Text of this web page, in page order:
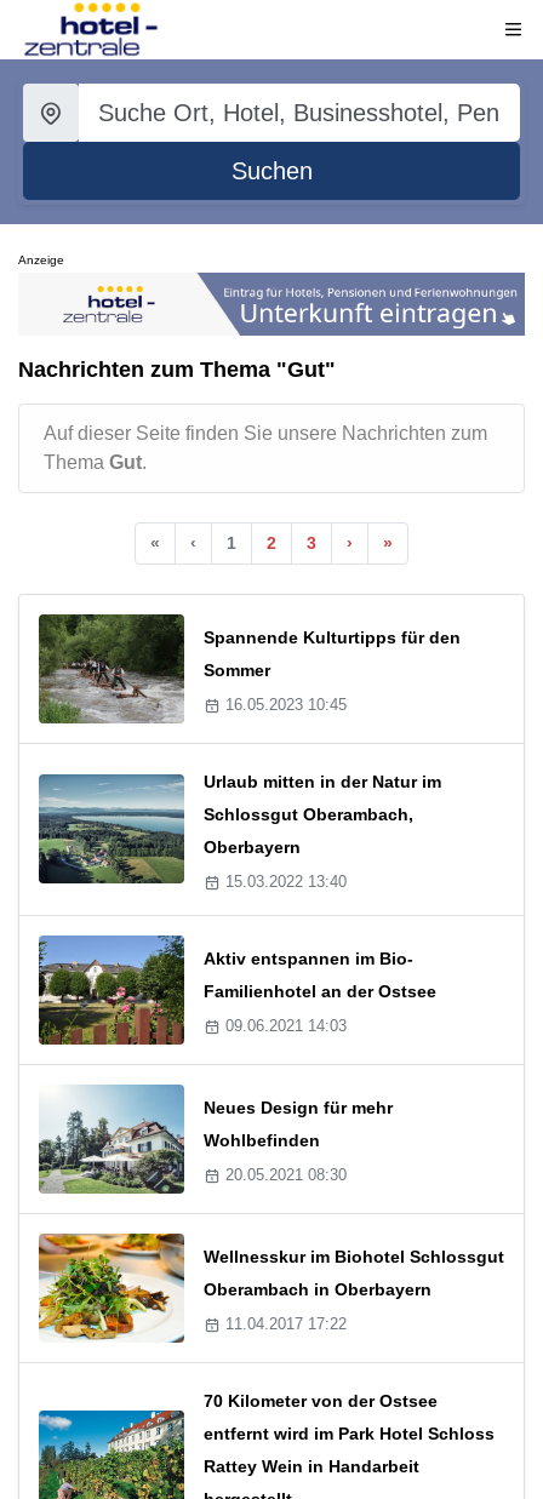
Suchen
Anzeige
Nachrichten zum Thema "Gut"
Auf dieser Seite finden Sie unsere Nachrichten zum
Thema Gut.
« ‹ 1 2 3 › »
Spannende Kulturtipps für den
Sommer
16.05.2023 10:45
Urlaub mitten in der Natur im
Schlossgut Oberambach,
Oberbayern
15.03.2022 13:40
Aktiv entspannen im Bio-
Familienhotel an der Ostsee
09.06.2021 14:03
Neues Design für mehr
Wohlbefinden
20.05.2021 08:30
Wellnesskur im Biohotel Schlossgut
Oberambach in Oberbayern
11.04.2017 17:22
70 Kilometer von der Ostsee
entfernt wird im Park Hotel Schloss
Rattey Wein in Handarbeit